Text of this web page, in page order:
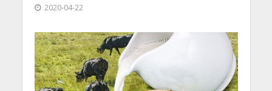
2020-04-22